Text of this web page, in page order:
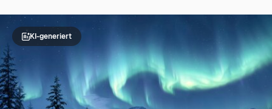
KI-generiert